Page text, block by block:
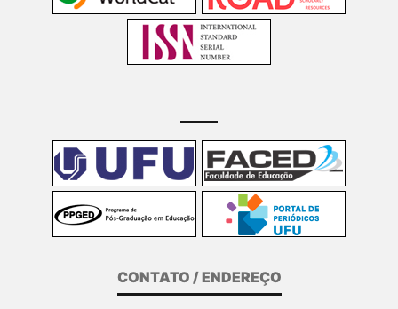
CONTATO / ENDEREÇO